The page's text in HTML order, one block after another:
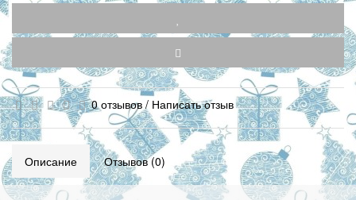
0 отзывов / Написать отзыв
Описание Отзывов (0)